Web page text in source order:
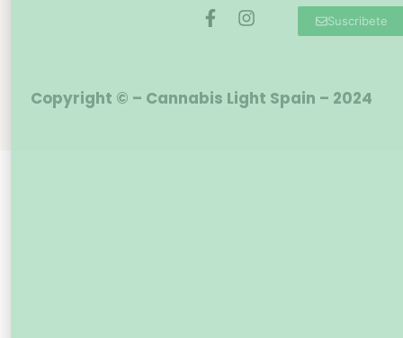
Suscribete
Copyright © – Cannabis Light Spain – 2024